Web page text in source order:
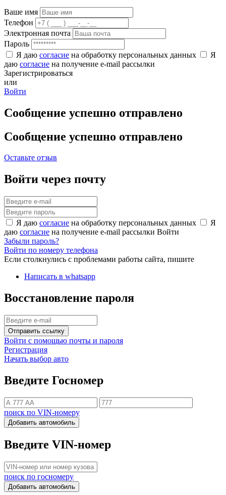
Ваше имя
Телефон
Электронная почта
Пароль
Я даю согласие на обработку персональных данных
Я
даю согласие на получение e-mail рассылки
Зарегистрироваться
или
Войти
Сообщение успешно отправлено
Сообщение успешно отправлено
Оставьте отзыв
Войти через почту
Я даю согласие на обработку персональных данных
Я
даю согласие на получение e-mail рассылки Войти
Забыли пароль?
Войти по номеру телефона
Если столкнулись с проблемами работы сайта, пишите
Написать в whatsapp
Восстановление пароля
Отправить ссылку
Войти с помощью почты и пароля
Регистрация
Начать выбор авто
Введите Госномер
поиск по VIN-номеру
Добавить автомобиль
Введите VIN-номер
поиск по госномеру
Добавить автомобиль